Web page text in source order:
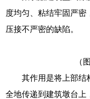
度均匀、粘结牢固严密
压接不严密的缺陷。
（
其作用是将上部结
全地传递到建筑墩台上